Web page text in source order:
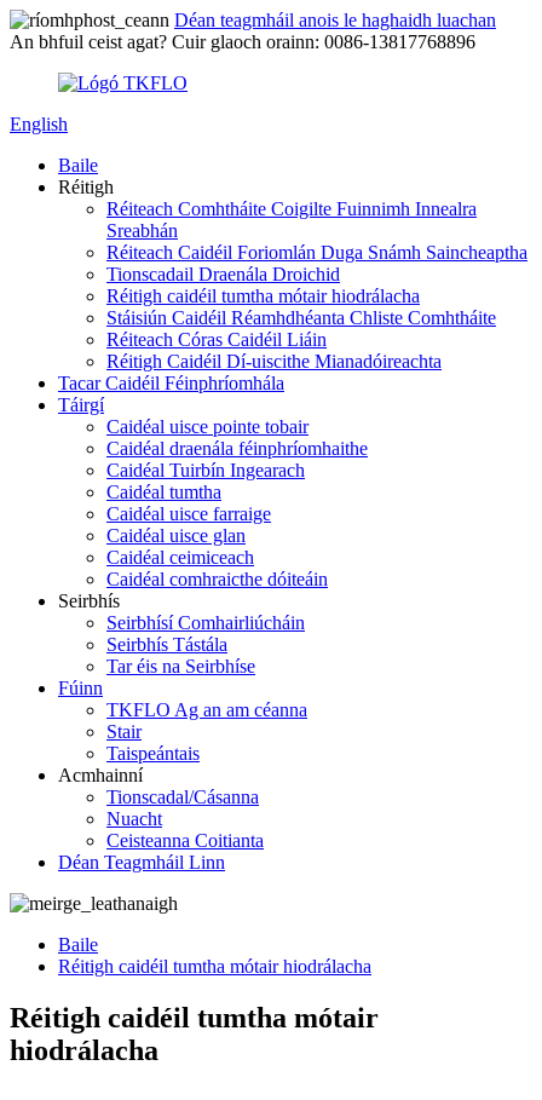
Déan teagmháil anois le haghaidh luachan
An bhfuil ceist agat? Cuir glaoch orainn: 0086-13817768896
English
Baile
Réitigh
Réiteach Comhtháite Coigilte Fuinnimh Innealra
Sreabhán
Réiteach Caidéil Foriomlán Duga Snámh Saincheaptha
Tionscadail Draenála Droichid
Réitigh caidéil tumtha mótair hiodrálacha
Stáisiún Caidéil Réamhdhéanta Chliste Comhtháite
Réiteach Córas Caidéil Liáin
Réitigh Caidéil Dí-uiscithe Mianadóireachta
Tacar Caidéil Féinphríomhála
Táirgí
Caidéal uisce pointe tobair
Caidéal draenála féinphríomhaithe
Caidéal Tuirbín Ingearach
Caidéal tumtha
Caidéal uisce farraige
Caidéal uisce glan
Caidéal ceimiceach
Caidéal comhraicthe dóiteáin
Seirbhís
Seirbhísí Comhairliúcháin
Seirbhís Tástála
Tar éis na Seirbhíse
Fúinn
TKFLO Ag an am céanna
Stair
Taispeántais
Acmhainní
Tionscadal/Cásanna
Nuacht
Ceisteanna Coitianta
Déan Teagmháil Linn
Baile
Réitigh caidéil tumtha mótair hiodrálacha
Réitigh caidéil tumtha mótair
hiodrálacha